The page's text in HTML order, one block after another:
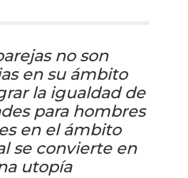
no son
en su ámbito
la igualdad de
para hombres
en el ámbito
se convierte en
utopía